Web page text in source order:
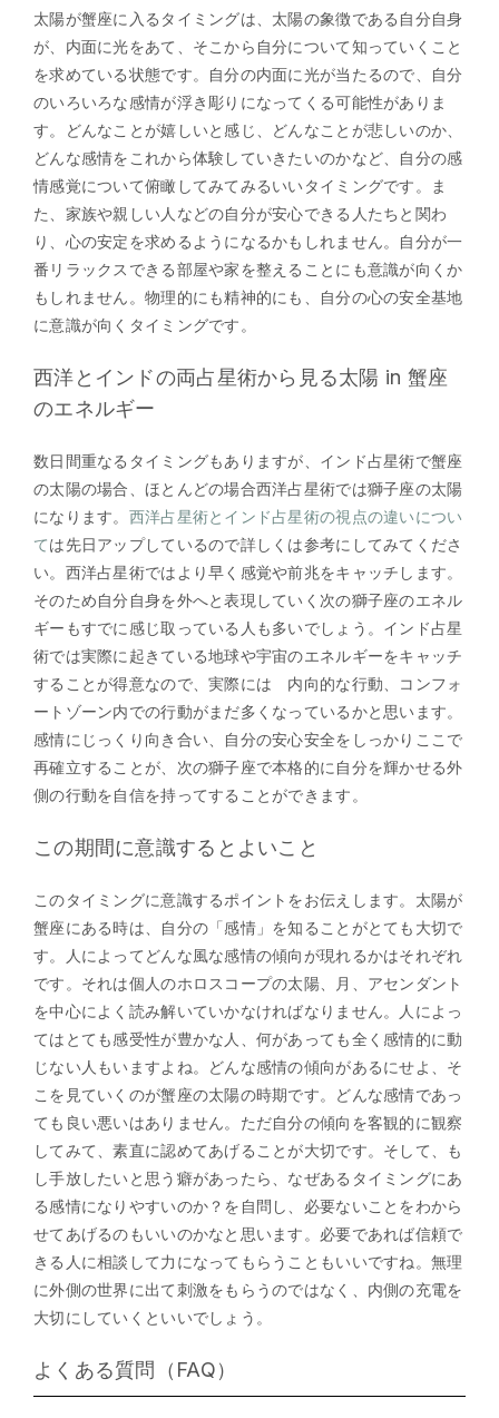
太陽が蟹座に入るタイミングは、太陽の象徴である自分自身
が、内面に光をあて、そこから自分について知っていくこと
を求めている状態です。自分の内面に光が当たるので、自分
のいろいろな感情が浮き彫りになってくる可能性がありま
す。どんなことが嬉しいと感じ、どんなことが悲しいのか、
どんな感情をこれから体験していきたいのかなど、自分の感
情感覚について俯瞰してみてみるいいタイミングです。ま
た、家族や親しい人などの自分が安心できる人たちと関わ
り、心の安定を求めるようになるかもしれません。自分が一
番リラックスできる部屋や家を整えることにも意識が向くか
もしれません。物理的にも精神的にも、自分の心の安全基地
に意識が向くタイミングです。
西洋とインドの両占星術から見る太陽 in 蟹座
のエネルギー
数日間重なるタイミングもありますが、インド占星術で蟹座
の太陽の場合、ほとんどの場合西洋占星術では獅子座の太陽
になります。 西洋占星術とインド占星術の視点の違いについ
ては先日アップしているので詳しくは参考にしてみてくださ
い。西洋占星術ではより早く感覚や前兆をキャッチします。
そのため自分自身を外へと表現していく次の獅子座のエネル
ギーもすでに感じ取っている人も多いでしょう。インド占星
術では実際に起きている地球や宇宙のエネルギーをキャッチ
することが得意なので、実際には 内向的な行動、コンフォ
ートゾーン内での行動がまだ多くなっているかと思います。
感情にじっくり向き合い、自分の安心安全をしっかりここで
再確立することが、次の獅子座で本格的に自分を輝かせる外
側の行動を自信を持ってすることができます。
この期間に意識するとよいこと
このタイミングに意識するポイントをお伝えします。太陽が
蟹座にある時は、自分の「感情」を知ることがとても大切で
す。人によってどんな風な感情の傾向が現れるかはそれぞれ
です。それは個人のホロスコープの太陽、月、アセンダント
を中心によく読み解いていかなければなりません。人によっ
てはとても感受性が豊かな人、何があっても全く感情的に動
じない人もいますよね。どんな感情の傾向があるにせよ、そ
こを見ていくのが蟹座の太陽の時期です。どんな感情であっ
ても良い悪いはありません。ただ自分の傾向を客観的に観察
してみて、素直に認めてあげることが大切です。そして、も
し手放したいと思う癖があったら、なぜあるタイミングにあ
る感情になりやすいのか？を自問し、必要ないことをわから
せてあげるのもいいのかなと思います。必要であれば信頼で
きる人に相談して力になってもらうこともいいですね。無理
に外側の世界に出て刺激をもらうのではなく、内側の充電を
大切にしていくといいでしょう。
よくある質問（FAQ）